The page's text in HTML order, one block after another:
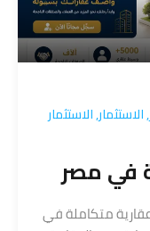
,الاستثمار,الاستثمار
في مصر
متكاملة في